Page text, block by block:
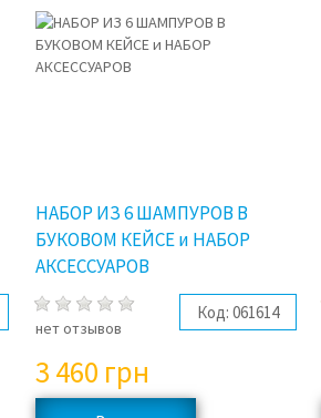
НАБОР ИЗ 6 ШАМПУРОВ В
БУКОВОМ КЕЙСЕ и НАБОР
АКСЕССУАРОВ
нет отзывов
Код: 061614
3 460 грн